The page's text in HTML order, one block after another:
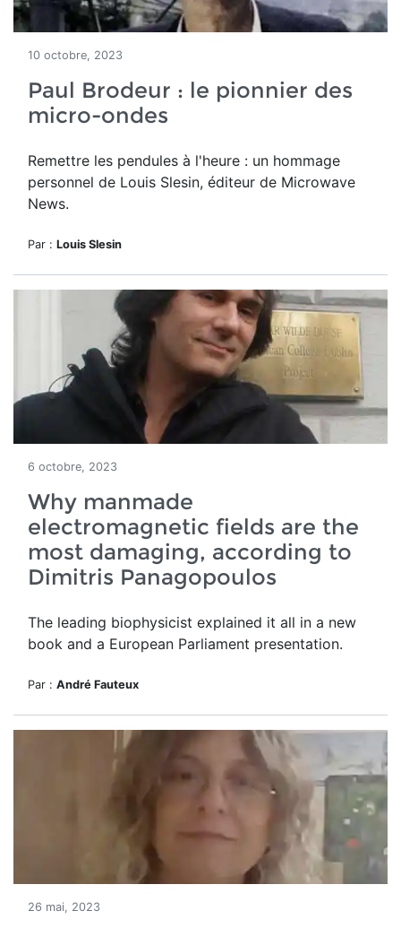
10 octobre, 2023
Paul Brodeur : le pionnier des
micro-ondes
Remettre les pendules à l'heure : un hommage
personnel de Louis Slesin, éditeur de Microwave
News.
Par : Louis Slesin
6 octobre, 2023
Why manmade
electromagnetic fields are the
most damaging, according to
Dimitris Panagopoulos
The leading biophysicist explained it all in a new
book and a European Parliament presentation.
Par : André Fauteux
26 mai, 2023